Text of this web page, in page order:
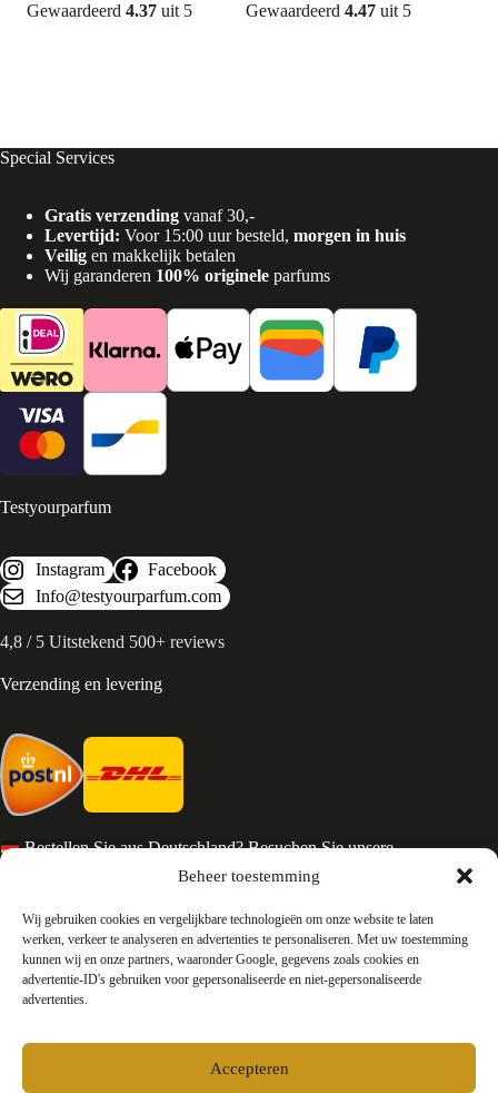
Beheer toestemming
Wij gebruiken cookies en vergelijkbare technologieën om onze website te laten
werken, verkeer te analyseren en advertenties te personaliseren. Met uw toestemming
kunnen wij en onze partners, waaronder Google, gegevens zoals cookies en
advertentie-ID's gebruiken voor gepersonaliseerde en niet-gepersonaliseerde
advertenties.
Accepteren
Gewaardeerd4.37 uit 5
Gewaardeerd4.47 uit 5
Special Services
Gratis verzending vanaf 30,-
Levertijd: Voor 15:00 uur besteld, morgen in huis
Veilig en makkelijk betalen
Wij garanderen 100% originele parfums
Testyourparfum
Instagram
Facebook
Info@testyourparfum.com
4,8 / 5 Uitstekend 500+ reviews
Verzending en levering
Bestellen Sie aus Deutschland? Besuchen Sie unsere
Services en Contact
Algemene voorwaarden
Retourneren
Privacy
Contact